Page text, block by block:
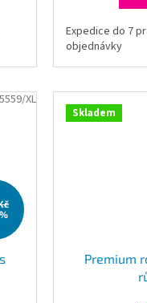
Expedice do 7
objednávky
XL
Skladem
Premium